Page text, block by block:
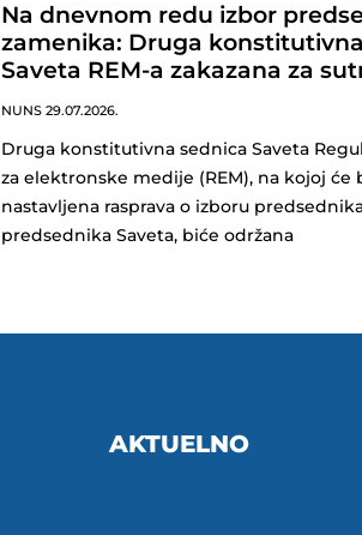
Na dnevnom redu izbor
zamenika: Druga
Saveta REM-a zakazana za
NUNS 29.07.2026.
Druga konstitutivna sednica Saveta
za elektronske medije (REM), na kojoj će
nastavljena rasprava o izboru
predsednika Saveta, biće održana
AKTUELNO